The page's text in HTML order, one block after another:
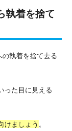
執着を捨て
執着を捨て去る
った目に見える
けましょう 。